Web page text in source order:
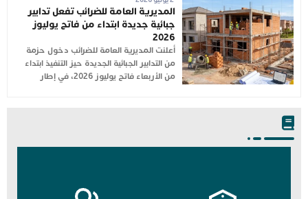
المديرية العامة للضرائب تفعل تدابير
جبائية جديدة ابتداء من فاتح يوليوز
2026
أعلنت المديرية العامة للضرائب دخول حزمة
من التدابير الجبائية الجديدة حيز التنفيذ ابتداء
من الأربعاء فاتح يوليوز 2026، في إطار